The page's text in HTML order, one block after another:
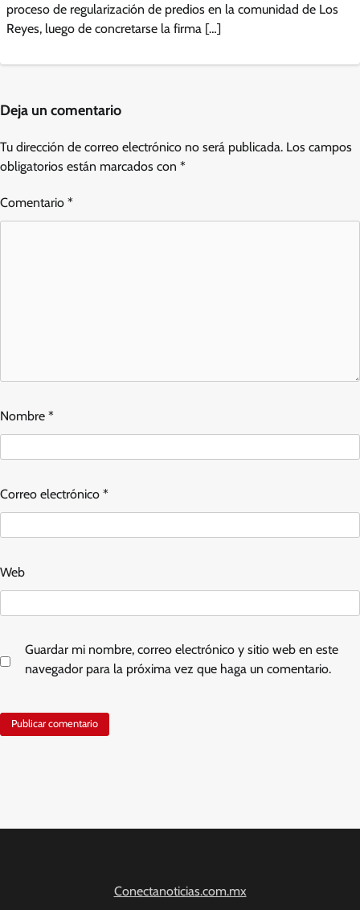
proceso de regularización de predios en la comunidad de Los
Reyes, luego de concretarse la firma […]
Deja un comentario
Tu dirección de correo electrónico no será publicada. Los campos
obligatorios están marcados con *
Comentario *
Nombre *
Correo electrónico *
Web
Guardar mi nombre, correo electrónico y sitio web en este
navegador para la próxima vez que haga un comentario.
Conectanoticias.com.mx